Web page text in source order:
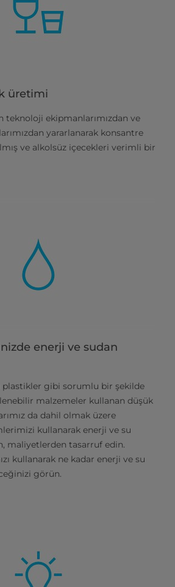
üretimi
teknoloji ekipmanlarımızdan ve
yararlanarak konsantre
ve alkolsüz içecekleri verimli bir
enerji ve sudan
plastikler gibi sorumlu bir şekilde
malzemeler kullanan düşük
da dahil olmak üzere
kullanarak enerji ve su
maliyetlerden tasarruf edin.
kullanarak ne kadar enerji ve su
görün.